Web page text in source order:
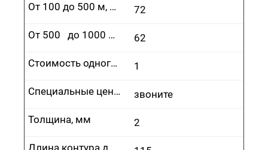
72
От 100 до 500 м, руб.
62
От 500 до 1000 м, руб.
1
Стоимость одного врезания, руб.
звоните
Специальные цены
2
Толщина, мм
Длина контура до 100 м, руб.